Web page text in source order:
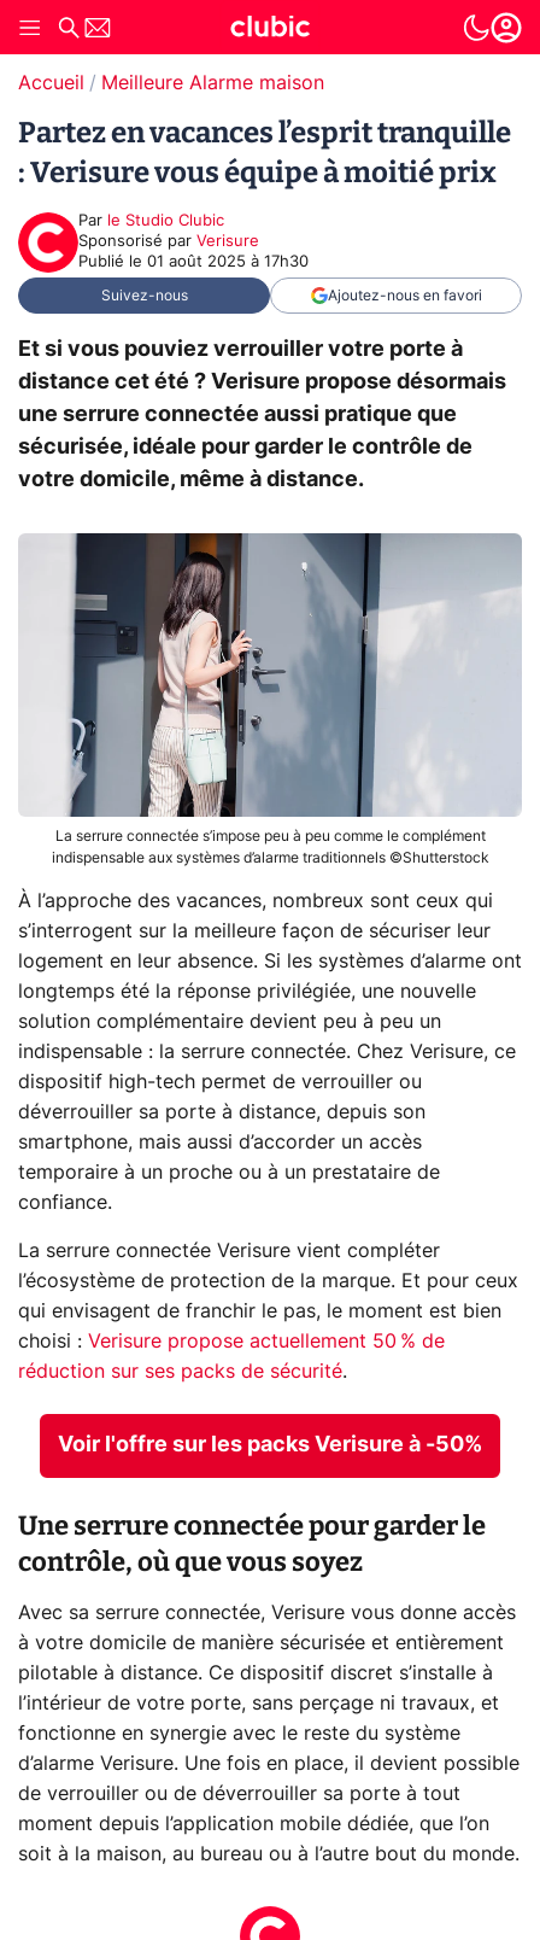
Accueil Meilleure Alarme maison
Partez en vacances l’esprit tranquille
: Verisure vous équipe à moitié prix
Par le Studio Clubic
sponsorisé par Verisure
Publié le 01 août 2025 à 17h30
Suivez-nous Ajoutez-nous en favori
Et si vous pouviez verrouiller votre porte à
distance cet été ? Verisure propose désormais
une serrure connectée aussi pratique que
sécurisée, idéale pour garder le contrôle de
votre domicile, même à distance.
La serrure connectée s’impose peu à peu comme le complément
indispensable aux systèmes d’alarme traditionnels ©Shutterstock
À l’approche des vacances, nombreux sont ceux qui
s’interrogent sur la meilleure façon de sécuriser leur
logement en leur absence. Si les systèmes d’alarme ont
longtemps été la réponse privilégiée, une nouvelle
solution complémentaire devient peu à peu un
indispensable : la serrure connectée. Chez Verisure, ce
dispositif high-tech permet de verrouiller ou
déverrouiller sa porte à distance, depuis son
smartphone, mais aussi d’accorder un accès
temporaire à un proche ou à un prestataire de
confiance.
La serrure connectée Verisure vient compléter
l’écosystème de protection de la marque. Et pour ceux
qui envisagent de franchir le pas, le moment est bien
choisi : Verisure propose actuellement 50 % de
réduction sur ses packs de sécurité.
Voir l'offre sur les packs Verisure à -50%
Une serrure connectée pour garder le
contrôle, où que vous soyez
Avec sa serrure connectée, Verisure vous donne accès
à votre domicile de manière sécurisée et entièrement
pilotable à distance. Ce dispositif discret s’installe à
l’intérieur de votre porte, sans perçage ni travaux, et
fonctionne en synergie avec le reste du système
d’alarme Verisure. Une fois en place, il devient possible
de verrouiller ou de déverrouiller sa porte à tout
moment depuis l’application mobile dédiée, que l’on
soit à la maison, au bureau ou à l’autre bout du monde.